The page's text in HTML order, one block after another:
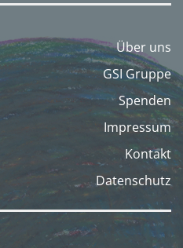
Über uns
GSI Gruppe
Spenden
Impressum
Kontakt
Datenschutz